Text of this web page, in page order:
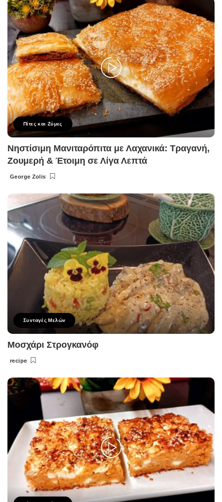
Πίτες και Ζύμες
Νηστίσιμη Μανιταρόπιτα με Λαχανικά: Τραγανή,
Ζουμερή & Έτοιμη σε Λίγα Λεπτά
Posted
George Zolis
Συνταγές Μελών
Μοσχάρι Στρογκανόφ
Posted
recipe